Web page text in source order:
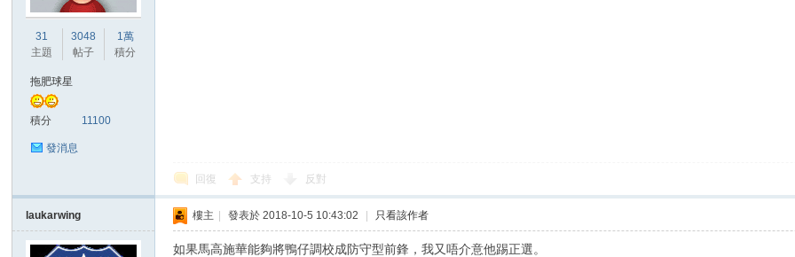
31
主題
3048
帖子
1萬
積分
拖肥球星
積分 11100
發消息
回復 支持 反對
laukarwing 樓主 發表於 2018-10-5 10:43:02 只看該作者
如果馬高施華能夠將鴨仔調校成防守型前鋒，我又唔介意他踢正選。